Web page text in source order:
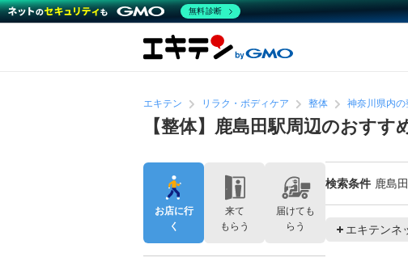
エキテン リラク・ボディケア 整体 神奈川県内の
【整体】鹿島田駅周辺のおすす
検索条件 鹿島
エキテンネ
お店に行
く
来て
もらう
届けても
らう
無料診断